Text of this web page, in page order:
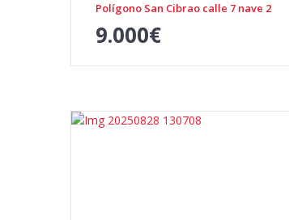
Polígono San Cibrao calle 7 nave 2
9.000€